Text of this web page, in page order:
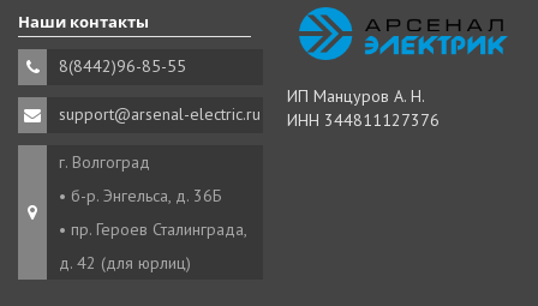
Наши контакты
8(8442)96-85-55
support@arsenal-electric.ru
г. Волгоград
• б-р. Энгельса, д. 36Б
• пр. Героев Сталинграда,
д. 42 (для юрлиц)
ИП Манцуров А. Н.
ИНН 344811127376